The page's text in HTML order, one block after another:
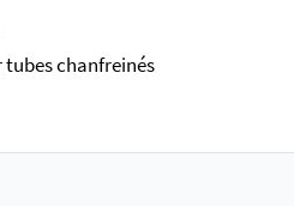
chanfreinés